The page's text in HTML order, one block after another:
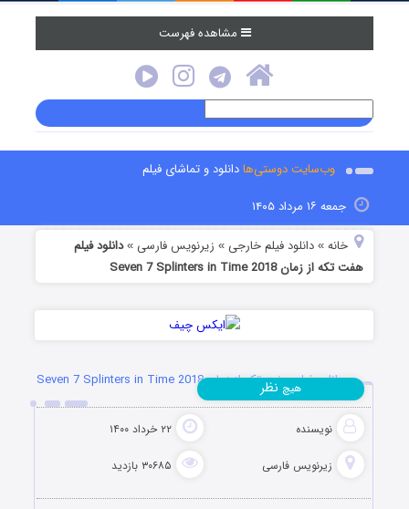
مشاهده فهرست
وب‌سایت دوستی‌هادانلود و تماشای فیلم
جمعه ۱۶ مرداد ۱۴۰۵
خانه »دانلود فیلم خارجی » زیرنویس فارسی »دانلود فیلم
هفت تکه از زمان Seven 7 Splinters in Time 2018
دانلود فیلم هفت تکه از زمان Seven 7 Splinters in Time 2018
نویسنده ۲۲ خرداد ۱۴۰۰
زیرنویس فارسی ۳۰۶۸۵ بازدید
هیچ نظر